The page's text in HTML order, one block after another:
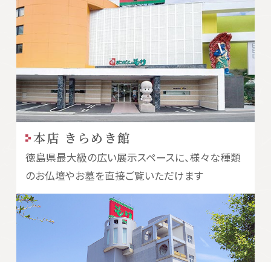
本店 きらめき館
徳島県最大級の広い展示スペースに、様々な種類
のお仏壇やお墓を直接ご覧いただけます